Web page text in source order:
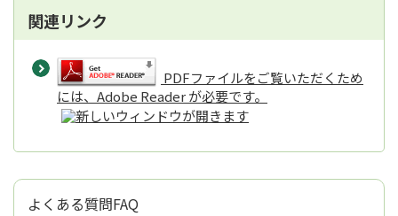
関連リンク
PDFファイルをご覧いただくため
には、Adobe Reader が必要です。
よくある質問FAQ